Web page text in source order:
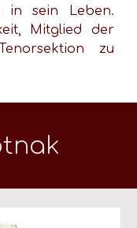
in sein Leben.
Mitglied der
zu